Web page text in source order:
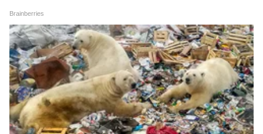
Related Articles
Tata Motors Sales: टाटा मोटर्सची तुफान विक्री! ५७%
वाढीमागे काय आहे सिक्रेट?
Tata Motors: 2026 मध्ये या EV गाड्यांचा असेल
दबदबा, विक्री रेकॉर्डब्रेक.. एक नजर